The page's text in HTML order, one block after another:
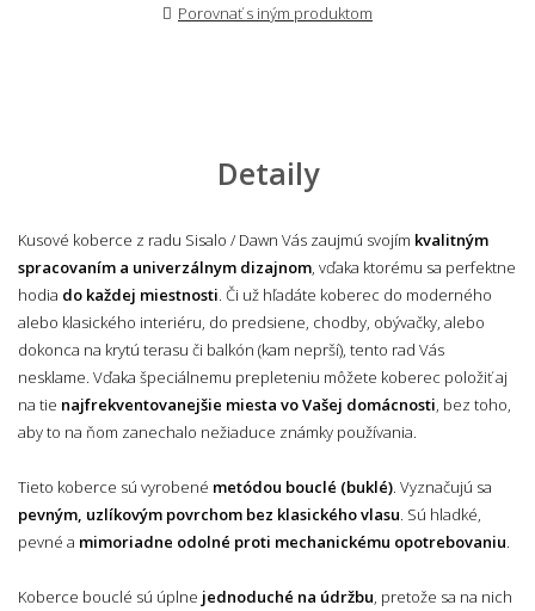
Porovnať s iným produktom
Detaily
Kusové koberce z radu Sisalo / Dawn Vás zaujmú svojím kvalitným
spracovaním a univerzálnym dizajnom , vďaka ktorému sa perfektne
hodia do každej miestnosti . Či už hľadáte koberec do moderného
alebo klasického interiéru, do predsiene, chodby, obývačky, alebo
dokonca na krytú terasu či balkón (kam neprší), tento rad Vás
nesklame. Vďaka špeciálnemu prepleteniu môžete koberec položiť aj
na tie najfrekventovanejšie miesta vo Vašej domácnosti , bez toho,
aby to na ňom zanechalo nežiaduce známky používania.
Tieto koberce sú vyrobené metódou bouclé (buklé) . Vyznačujú sa
pevným, uzlíkovým povrchom bez klasického vlasu . Sú hladké,
pevné a mimoriadne odolné proti mechanickému opotrebovaniu
Koberce bouclé sú úplne jednoduché na údržbu , pretože sa na nich